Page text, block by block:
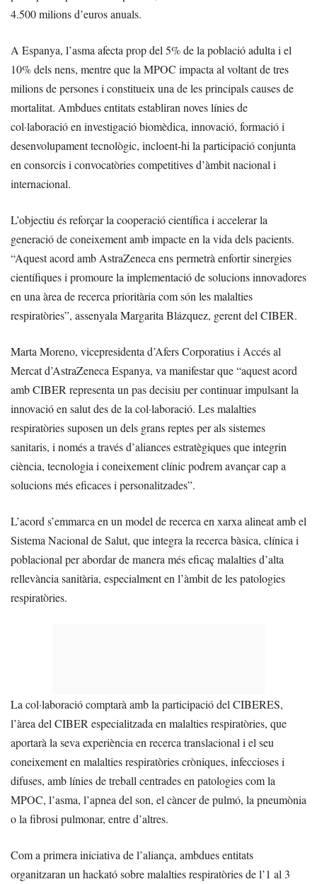
4.500 milions d’euros anuals.
A Espanya, l’asma afecta prop del 5% de la població adulta i el
10% dels nens, mentre que la MPOC impacta al voltant de tres
milions de persones i constitueix una de les principals causes de
mortalitat. Ambdues entitats establiran noves línies de
col·laboració en investigació biomèdica, innovació, formació i
desenvolupament tecnològic, incloent-hi la participació conjunta
en consorcis i convocatòries competitives d’àmbit nacional i
internacional.
L’objectiu és reforçar la cooperació científica i accelerar la
generació de coneixement amb impacte en la vida dels pacients.
“Aquest acord amb AstraZeneca ens permetrà enfortir sinergies
científiques i promoure la implementació de solucions innovadores
en una àrea de recerca prioritària com són les malalties
respiratòries”, assenyala Margarita Blázquez, gerent del CIBER.
Marta Moreno, vicepresidenta d’Afers Corporatius i Accés al
Mercat d’AstraZeneca Espanya, va manifestar que “aquest acord
amb CIBER representa un pas decisiu per continuar impulsant la
innovació en salut des de la col·laboració. Les malalties
respiratòries suposen un dels grans reptes per als sistemes
sanitaris, i només a través d’aliances estratègiques que integrin
ciència, tecnologia i coneixement clínic podrem avançar cap a
solucions més eficaces i personalitzades”.
L’acord s’emmarca en un model de recerca en xarxa alineat amb el
Sistema Nacional de Salut, que integra la recerca bàsica, clínica i
poblacional per abordar de manera més eficaç malalties d’alta
rellevància sanitària, especialment en l’àmbit de les patologies
respiratòries.
La col·laboració comptarà amb la participació del CIBERES,
l’àrea del CIBER especialitzada en malalties respiratòries, que
aportarà la seva experiència en recerca translacional i el seu
coneixement en malalties respiratòries cròniques, infeccioses i
difuses, amb línies de treball centrades en patologies com la
MPOC, l’asma, l’apnea del son, el càncer de pulmó, la pneumònia
o la fibrosi pulmonar, entre d’altres.
Com a primera iniciativa de l’aliança, ambdues entitats
organitzaran un hackató sobre malalties respiratòries de l’1 al 3